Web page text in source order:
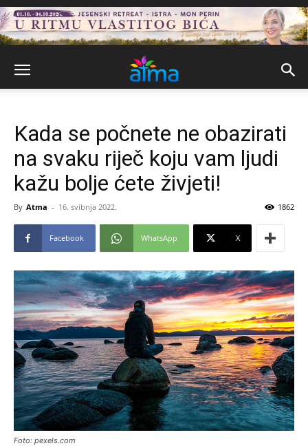
Kada se počnete ne obazirati
na svaku riječ koju vam ljudi
kažu bolje ćete živjeti!
By Atma - 16. svibnja 2022. 1862
Facebook WhatsApp X
Foto: pexels.com